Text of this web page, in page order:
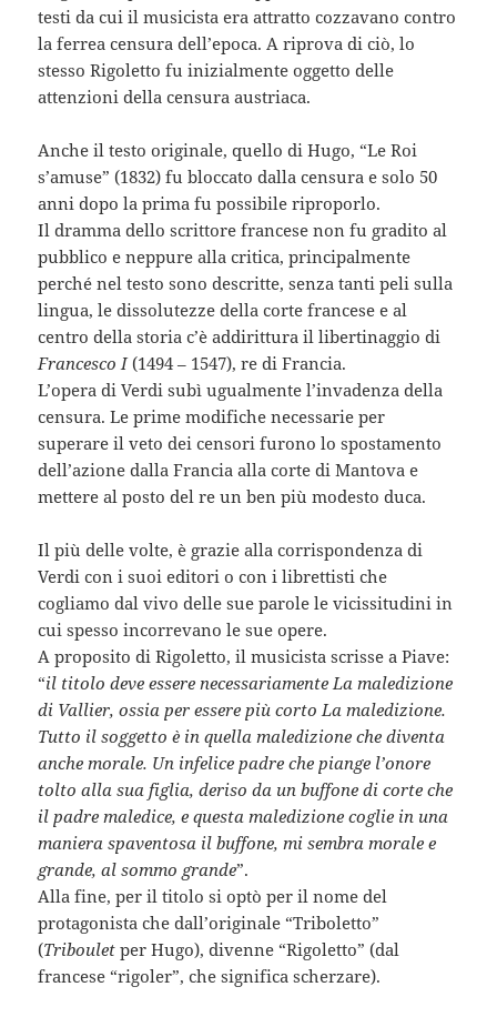
testi da cui il musicista era attratto cozzavano contro
la ferrea censura dell’epoca. A riprova di ciò, lo
stesso Rigoletto fu inizialmente oggetto delle
attenzioni della censura austriaca.
Anche il testo originale, quello di Hugo, “Le Roi
s’amuse” (1832) fu bloccato dalla censura e solo 50
anni dopo la prima fu possibile riproporlo.
Il dramma dello scrittore francese non fu gradito al
pubblico e neppure alla critica, principalmente
perché nel testo sono descritte, senza tanti peli sulla
lingua, le dissolutezze della corte francese e al
centro della storia c’è addirittura il libertinaggio di
Francesco I(1494 – 1547), re di Francia.
L’opera di Verdi subì ugualmente l’invadenza della
censura. Le prime modifiche necessarie per
superare il veto dei censori furono lo spostamento
dell’azione dalla Francia alla corte di Mantova e
mettere al posto del re un ben più modesto duca.
Il più delle volte, è grazie alla corrispondenza di
Verdi con i suoi editori o con i librettisti che
cogliamo dal vivo delle sue parole le vicissitudini in
cui spesso incorrevano le sue opere.
A proposito di Rigoletto, il musicista scrisse a Piave:
“il titolo deve essere necessariamente La maledizione
di Vallier, ossia per essere più corto La maledizione.
Tutto il soggetto è in quella maledizione che diventa
anche morale. Un infelice padre che piange l’onore
tolto alla sua figlia, deriso da un buffone di corte che
il padre maledice, e questa maledizione coglie in una
maniera spaventosa il buffone, mi sembra morale e
grande, al sommo grande”.
Alla fine, per il titolo si optò per il nome del
protagonista che dall’originale “Triboletto”
(Tribouletper Hugo), divenne “Rigoletto” (dal
francese “rigoler”, che significa scherzare).